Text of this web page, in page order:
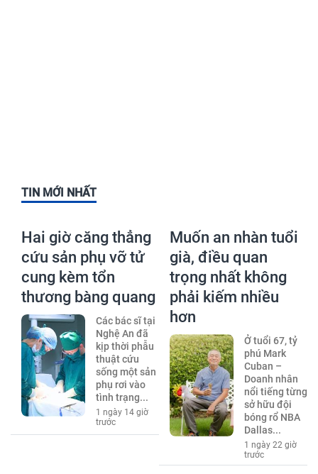
TIN MỚI NHẤT
Hai giờ căng thẳng
cứu sản phụ vỡ tử
cung kèm tổn
thương bàng quang
Các bác sĩ tại
Nghệ An đã
kịp thời phẫu
thuật cứu
sống một sản
phụ rơi vào
tình trạng...
1 ngày 14 giờ
trước
Muốn an nhàn tuổi
già, điều quan
trọng nhất không
phải kiếm nhiều
hơn
Ở tuổi 67, tỷ
phú Mark
Cuban –
Doanh nhân
nổi tiếng từng
sở hữu đội
bóng rổ NBA
Dallas...
1 ngày 22 giờ
trước